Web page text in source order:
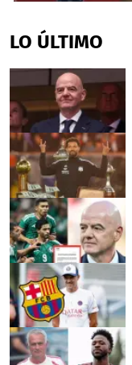
of
34
LO ÚLTIMO